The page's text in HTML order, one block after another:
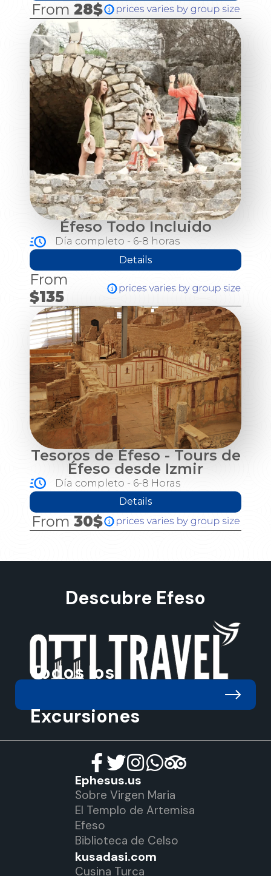
From 28$
Éfeso Todo Incluido
Día completo - 6-8 horas
Details
From
$135
Tesoros de Éfeso - Tours de
Éfeso desde Izmir
Día completo - 6-8 Horas
Details
From 30$
Descubre Efeso
Todos los
Excursiones
Ephesus.us
Sobre Virgen Maria
El Templo de Artemisa
Efeso
Biblioteca de Celso
kusadasi.com
Cusina Turca